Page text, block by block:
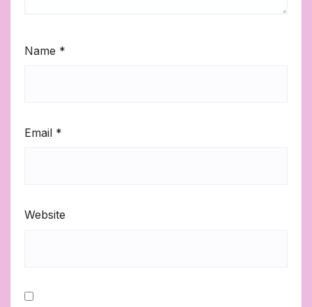
Name *
Email *
Website